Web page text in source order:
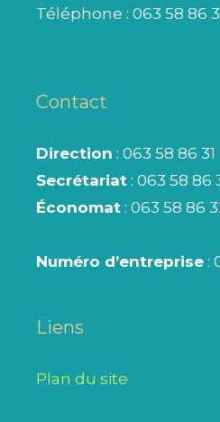
Téléphone : 063 58 86
Contact
Direction : 063 58 86 31
Secrétariat : 063 58 86
Économat : 063 58 86
Numéro d’entreprise :
Liens
Plan du site